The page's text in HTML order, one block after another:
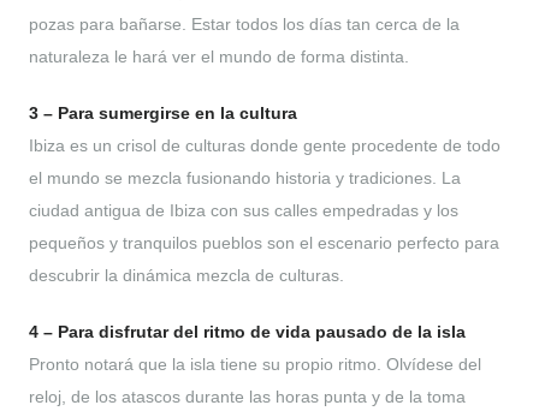
pozas para bañarse. Estar todos los días tan cerca de la
naturaleza le hará ver el mundo de forma distinta.
3 – Para sumergirse en la cultura
Ibiza es un crisol de culturas donde gente procedente de todo
el mundo se mezcla fusionando historia y tradiciones. La
ciudad antigua de Ibiza con sus calles empedradas y los
pequeños y tranquilos pueblos son el escenario perfecto para
descubrir la dinámica mezcla de culturas.
4 – Para disfrutar del ritmo de vida pausado de la isla
Pronto notará que la isla tiene su propio ritmo. Olvídese del
reloj, de los atascos durante las horas punta y de la toma